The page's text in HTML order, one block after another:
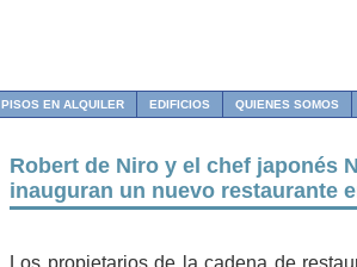
PISOS EN ALQUILER EDIFICIOS QUIENES SOMOS
Robert de Niro y el chef japonés
inauguran un nuevo restaurante
Los propietarios de la cadena de